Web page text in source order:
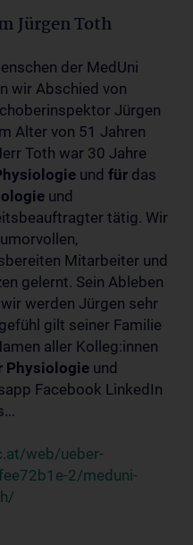
Jürgen Toth
der MedUni
wir Abschied von
Jürgen
Alter von 51 Jahren
Toth war 30 Jahre
und für das
und
tätig. Wir
Mitarbeiter und
gelernt. Sein Ableben
werden Jürgen sehr
gilt seiner Familie
aller Kolleg:innen
Physiologie und
Facebook LinkedIn
web/ueber-
2/meduni-